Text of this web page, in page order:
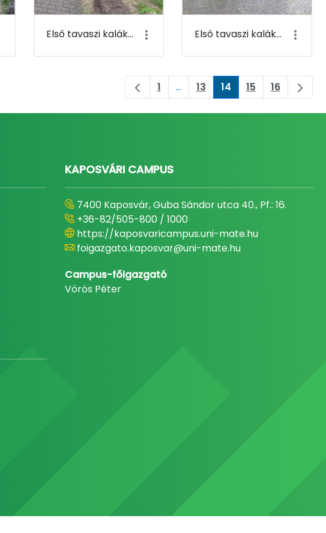
Első tavaszi kaláka 111 Első tavaszi kaláka 112
Oldal
1 ...Köztes oldalak Navigáljon a
Oldal
13 Oldal
14 Oldal
15 Oldal
16
KAPOSVÁRI CAMPUS
7400 Kaposvár, Guba Sándor utca 40., Pf.: 16.
+36-82/505-800 / 1000
https://kaposvaricampus.uni-mate.hu
foigazgato.kaposvar@uni-mate.hu
Campus-főigazgató
Vörös Péter